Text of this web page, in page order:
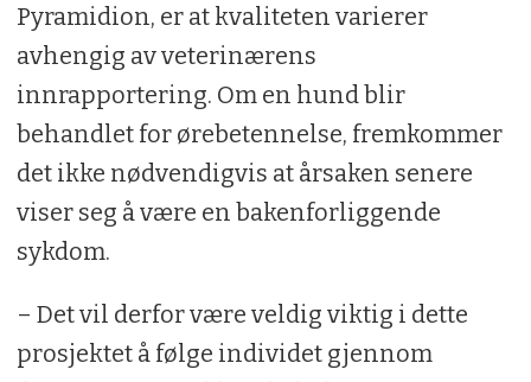
Pyramidion, er at kvaliteten varierer
avhengig av veterinærens
innrapportering. Om en hund blir
behandlet for ørebetennelse, fremkommer
det ikke nødvendigvis at årsaken senere
viser seg å være en bakenforliggende
sykdom.
– Det vil derfor være veldig viktig i dette
prosjektet å følge individet gjennom